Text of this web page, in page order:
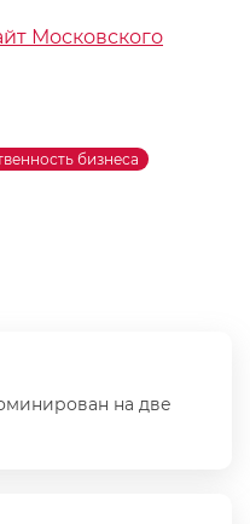
на две
Московского
бизнеса